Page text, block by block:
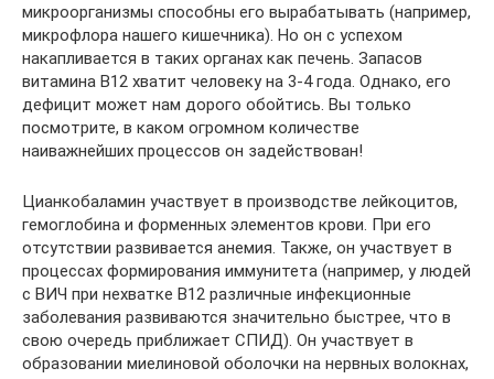
микроорганизмы способны его вырабатывать (например,
микрофлора нашего кишечника). Но он с успехом
накапливается в таких органах как печень. Запасов
витамина В12 хватит человеку на 3-4 года. Однако, его
дефицит может нам дорого обойтись. Вы только
посмотрите, в каком огромном количестве
наиважнейших процессов он задействован!
Цианкобаламин участвует в производстве лейкоцитов,
гемоглобина и форменных элементов крови. При его
отсутствии развивается анемия. Также, он участвует в
процессах формирования иммунитета (например, у людей
с ВИЧ при нехватке В12 различные инфекционные
заболевания развиваются значительно быстрее, что в
свою очередь приближает СПИД). Он участвует в
образовании миелиновой оболочки на нервных волокнах,